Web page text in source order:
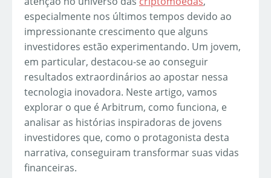
especialmente nos últimos tempos devido ao
impressionante crescimento que alguns
investidores estão experimentando. Um jovem,
em particular, destacou-se ao conseguir
resultados extraordinários ao apostar nessa
tecnologia inovadora. Neste artigo, vamos
explorar o que é Arbitrum, como funciona, e
analisar as histórias inspiradoras de jovens
investidores que, como o protagonista desta
narrativa, conseguiram transformar suas vidas
financeiras.